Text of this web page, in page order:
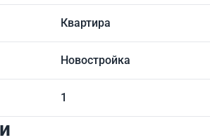
Квартира
Новостройка
1